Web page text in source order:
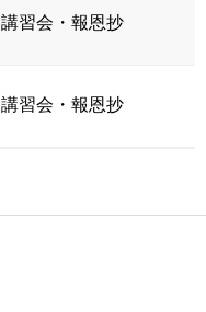
習会・報恩抄
習会・報恩抄